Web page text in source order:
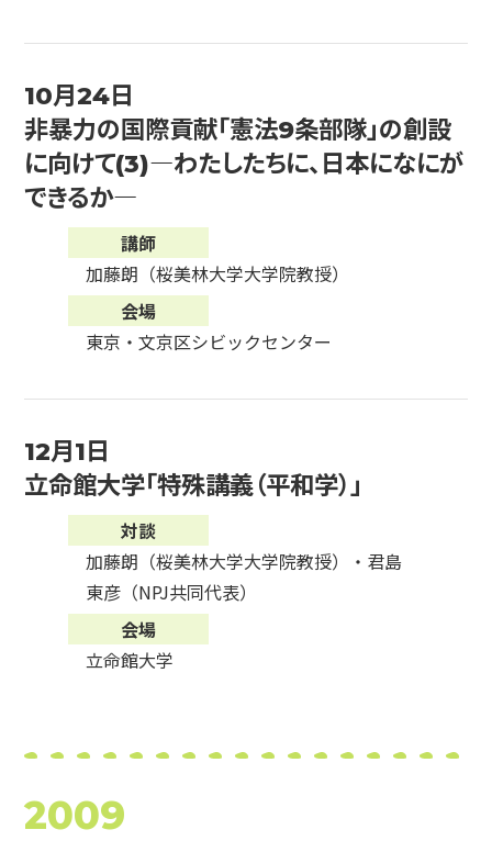
10月24日
非暴力の国際貢献「憲法9条部隊」の創設
に向けて(3)―わたしたちに、日本になにが
できるか―
講師
加藤朗（桜美林大学大学院教授）
会場
東京・文京区シビックセンター
12月1日
立命館大学「特殊講義（平和学）」
対談
加藤朗（桜美林大学大学院教授）・君島
東彦（NPJ共同代表）
会場
立命館大学
2009